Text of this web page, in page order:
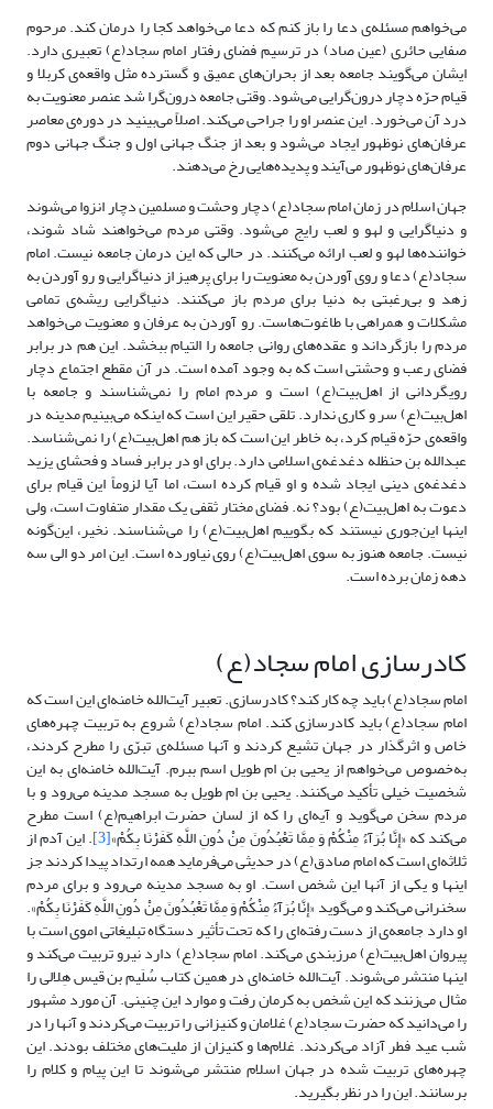
می‌خواهم مسئله‌ی دعا را باز کنم که دعا می‌خواهد کجا را درمان کند. مرحوم
صفایی حائری (عین صاد) در ترسیم فضای رفتار امام سجاد(ع) تعبیری دارد.
ایشان می‌گویند جامعه بعد از بحران‌های عمیق و گسترده مثل واقعه‌ی کربلا و
قیام حرّه دچار درون‌گرایی می‌شود. وقتی جامعه درون‌گرا شد عنصر معنویت به
درد آن می‌خورد. این عنصر او را جراحی می‌کند. اصلاً می‌بینید در دوره‌ی معاصر
عرفان‌های نوظهور ایجاد می‌شود و بعد از جنگ جهانی اول و جنگ جهانی دوم
عرفان‌های نوظهور می‌آیند و پدیده‌هایی رخ می‌دهند.
جهان اسلام در زمان امام سجاد(ع) دچار وحشت و مسلمین دچار انزوا می‌شوند
و دنیاگرایی و لهو و لعب رایج می‌شود. وقتی مردم می‌خواهند شاد شوند،
خواننده‌ها لهو و لعب ارائه می‌کنند. در حالی که این درمان جامعه نیست. امام
سجاد(ع) دعا و روی آوردن به معنویت را برای پرهیز از دنیاگرایی و رو آوردن به
زهد و بی‌رغبتی به دنیا برای مردم باز می‌کنند. دنیاگرایی ریشه‌ی تمامی
مشکلات و همراهی با طاغوت‌هاست. رو آوردن به عرفان و معنویت می‌خواهد
مردم را بازگرداند و عقده‌های روانی جامعه را التیام ببخشد. این هم در برابر
فضای رعب و وحشتی است که به وجود آمده است. در آن مقطع اجتماع دچار
رویگردانی از اهل‌بیت(ع) است و مردم امام را نمی‌شناسند و جامعه با
اهل‌بیت(ع) سر و کاری ندارد. تلقی حقیر این است که اینکه می‌بینیم مدینه در
واقعه‌ی حرّه قیام کرد، به خاطر این است که باز هم اهل‌بیت(ع) را نمی‌شناسد.
عبدالله بن حنظله دغدغه‌ی اسلامی دارد. برای او در برابر فساد و فحشای یزید
دغدغه‌ی دینی ایجاد شده و او قیام کرده است، اما آیا لزوماً این قیام برای
دعوت به اهل‌بیت(ع) بود؟ نه. فضای مختار ثقفی یک مقدار متفاوت است، ولی
اینها این‌جوری نیستند که بگوییم اهل‌بیت(ع) را می‌شناسند. نخیر، این‌گونه
نیست. جامعه هنوز به سوی اهل‌بیت(ع) روی نیاورده است. این امر دو الی سه
دهه زمان برده است.
کادرسازی امام سجاد(ع)
امام سجاد(ع) باید چه کار کند؟ کادرسازی. تعبیر آیت‌الله خامنه‌ای این است که
امام سجاد(ع) باید کادرسازی کند. امام سجاد(ع) شروع به تربیت چهره‌های
خاص و اثرگذار در جهان تشیع کردند و آنها مسئله‌ی تبرّی را مطرح کردند،
به‌خصوص می‌خواهم از یحیی بن ام طویل اسم ببرم. آیت‌الله خامنه‌ای به این
شخصیت خیلی تأکید می‌کنند. یحیی بن ام طویل به مسجد مدینه می‌رود و با
مردم سخن می‌گوید و آیه‌ای را که از لسان حضرت ابراهیم(ع) است مطرح
می‌کند که «إِنَّا بُرَآءُ مِنْکُمْ وَ مِمَّا تَعْبُدُونَ مِنْ دُونِ اللَّهِ کَفَرْنَا بِکُمْ»[3] . این آدم از
ثلاثه‌ای است که امام صادق(ع) در حدیثی می‌فرماید همه ارتداد پیدا کردند جز
اینها و یکی از آنها این شخص است. او به مسجد مدینه می‌رود و برای مردم
سخنرانی می‌کند و می‌گوید «إِنَّا بُرَآءُ مِنْکُمْ وَ مِمَّا تَعْبُدُونَ مِنْ دُونِ اللَّهِ کَفَرْنَا بِکُمْ».
او دارد جامعه‌ی از دست‌ رفته‌ای را که تحت تأثیر دستگاه تبلیغاتی اموی است با
پیروان اهل‌بیت(ع) مرزبندی می‌کند. امام سجاد(ع) دارد نیرو تربیت می‌کند و
اینها منتشر می‌شوند. آیت‌الله خامنه‌ای در همین کتاب سُلَیم بن قیس هِلالی را
مثال می‌زنند که این شخص به کرمان رفت و موارد این چنینی. آن مورد مشهور
را می‌دانید که حضرت سجاد(ع) غلامان و کنیزانی را تربیت می‌کردند و آنها را در
شب عید فطر آزاد می‌کردند. غلام‌ها و کنیزان از ملیت‌های مختلف بودند. این
چهره‌های تربیت شده در جهان اسلام منتشر می‌شوند تا این پیام و کلام را
برسانند. این را در نظر بگیرید.